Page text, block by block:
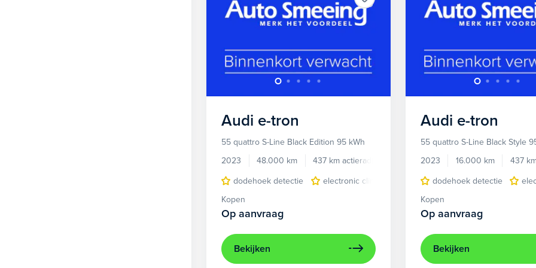
Audi e-tron
55 quattro S-Line Black Edition 95 kWh
2023
48.000 km 437 km actieradius
Elektrisch
dodehoek detectie
electronic climate controle elektrisch glazen
Kopen
Op aanvraag
Bekijken
Audi e-tron
55 quattro S-Line Black Style
2023
16.000 km 437
dodehoek detectie
Kopen
Op aanvraag
Bekijken